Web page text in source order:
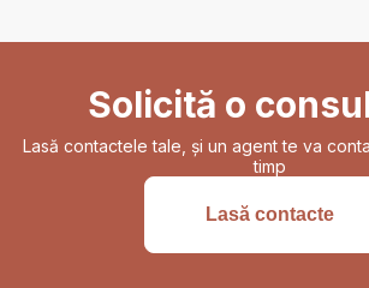
Solicită o
Lasă contactele tale, și un agent te va
timp
Lasă contacte